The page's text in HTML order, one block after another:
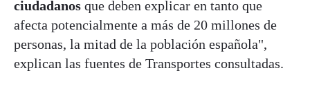
ciudadanos que deben explicar en tanto que
afecta potencialmente a más de 20 millones de
personas, la mitad de la población española",
explican las fuentes de Transportes consultadas.